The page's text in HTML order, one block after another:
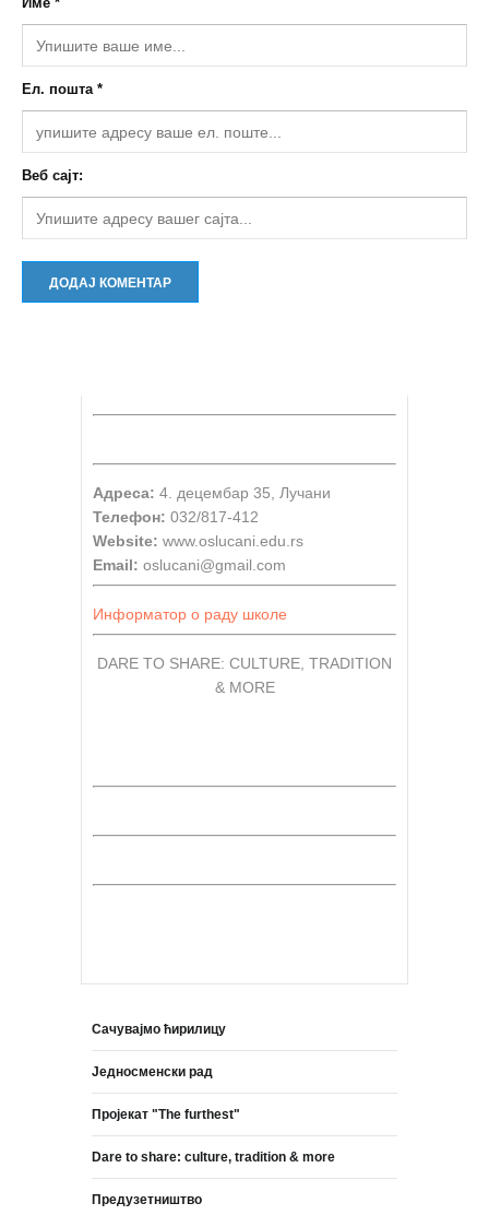
Ел. пошта *
Веб сајт:
Адреса: 4. децембар 35, Лучани
Телефон: 032/817-412
Website: www.oslucani.edu.rs
Email: oslucani@gmail.com
Информатор о раду школе
DARE TO SHARE: CULTURE, TRADITION
& MORE
Сачувајмо ћирилицу
Једносменски рад
Пројекат "The furthest"
Dare to share: culture, tradition & more
Предузетништво